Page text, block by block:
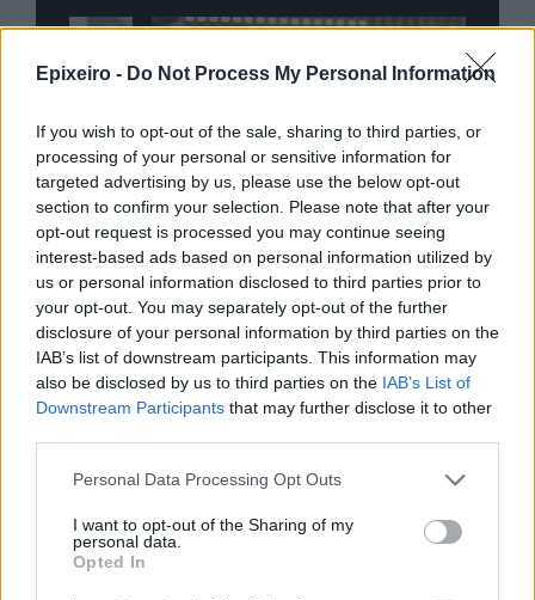
Epixeiro - Do Not Process My Personal Information
If you wish to opt-out of the sale, sharing to third parties, or
processing of your personal or sensitive information for
targeted advertising by us, please use the below opt-out
section to confirm your selection. Please note that after your
opt-out request is processed you may continue seeing
interest-based ads based on personal information utilized by
us or personal information disclosed to third parties prior to
your opt-out. You may separately opt-out of the further
disclosure of your personal information by third parties on the
IAB’s list of downstream participants. This information may
also be disclosed by us to third parties on the IAB’s List of
Downstream Participants that may further disclose it to other
Personal Data Processing Opt Outs
I want to opt-out of the Sharing of my
personal data.
Opted In
TP Greece: Πώς διαμορφώνεται το
μέλλον του Insurance στην εποχή του AI
Η